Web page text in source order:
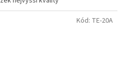
Kód: TE-20A